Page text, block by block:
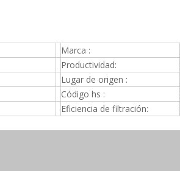
Marca :
Productividad:
Lugar de origen :
Código hs :
Eficiencia de filtración: